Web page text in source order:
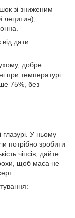
зі зниженим
лецитин),
дати
добре
при температурі
75%, без
глазурі. У ньому
потрібно зробити
чіпсів, дайте
щоб маса не